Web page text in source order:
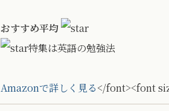
おすすめ平均
特集は英語の勉強法
Amazonで詳しく見る</font><font